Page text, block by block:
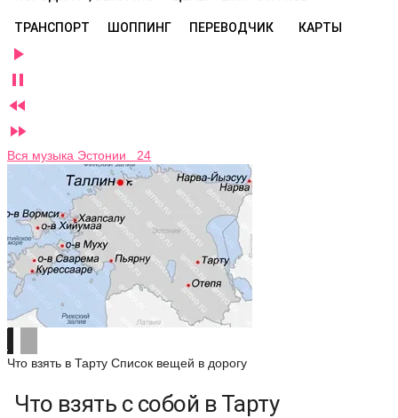
ТРАНСПОРТ ШОППИНГ ПЕРЕВОДЧИК КАРТЫ




Вся музыка Эстонии 24
Что взять в Тарту Список вещей в дорогу
Что взять с собой в Тарту